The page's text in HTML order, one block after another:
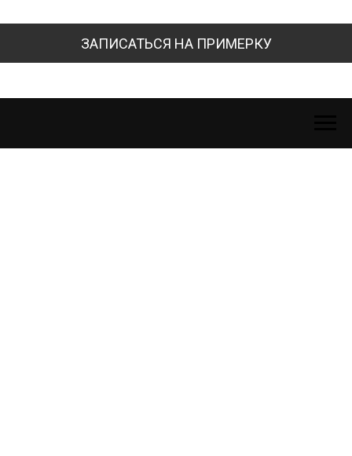
ЗАПИСАТЬСЯ НА ПРИМЕРКУ